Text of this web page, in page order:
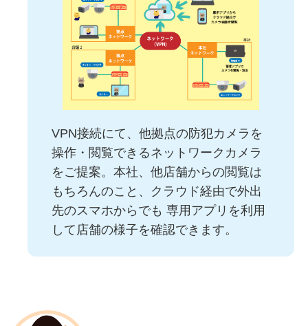
VPN接続にて、他拠点の防犯カメラを
操作・閲覧できるネットワークカメラ
をご提案。本社、他店舗からの閲覧は
もちろんのこと、クラウド経由で外出
先のスマホからでも 専用アプリを利用
して店舗の様子を確認できます。